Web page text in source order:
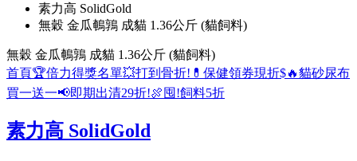
素力高 SolidGold
無穀 金瓜鵪鶉 成貓 1.36公斤 (貓飼料)
無穀 金瓜鵪鶉 成貓 1.36公斤 (貓飼料)
首頁🏆倍力得獎名單💥打到骨折! 💊保健領券現折$🔥貓砂尿布
買一送一📢即期出清29折!🍖囤!飼料5折
素力高 SolidGold